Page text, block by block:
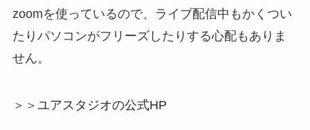
zoomを使っているので、ライブ配信中もかくつい
たりパソコンがフリーズしたりする心配もありま
せん。
＞＞ ユアスタジオの公式HP